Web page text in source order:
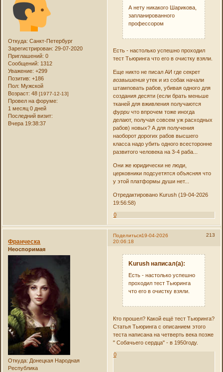
Откуда: Санкт-Петербург
Зарегистрирован: 29-07-2020
Приглашений: 0
Сообщений: 1312
Уважение: +299
Позитив: +186
Пол: Мужской
Возраст: 48[1977-12-13]
Провел на форуме:
1 месяц 0 дней
Последний визит:
Вчера 19:38:37
А нету никакого Шарикова,
запланированного
профессором
Есть - настолько успешно проходил
тест Тьюринга что его в очистку взяли.
Еще никто не писал АИ где секрет
возвышенияутек и из собак начали
штамповать рабов, убивая одного для
создания десяти (если брать меньше
тканей для вживления получаются
фурричто впрочем тоже иногда
делают, получая совсем уж расходных
рабов) новых? А для получения
наоборот дорогих рабов высшего
класса надо убить одного всесторонне
развитого человека на 3-4 раба...
Они же юридически не люди,
церковники подсуетятся объясняя что
у этой платформы души нет...
Отредактировано Kurush (19-04-2026
19:56:58)
0
Поделиться 213
19-04-2026
20:06:18
Франческа
Неоспоримая
Откуда: Донецкая Народная
Республика
Kurush написал(а):
Есть - настолько успешно
проходил тест Тьюринга
что его в очистку взяли.
Кто прошел? Какой ещё тест Тьюринга?
Статья Тьюринга с описанием этого
теста написана на четверть века позже
" Собачьего сердца" - в 1950году.
0